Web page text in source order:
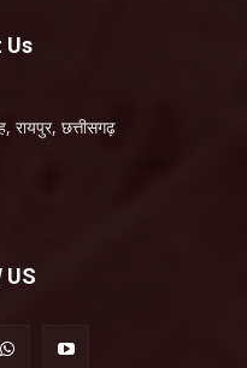
Us
रायपुर, छत्तीसगढ़
US